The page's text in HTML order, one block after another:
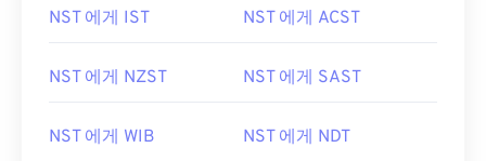
NST 에게 IST NST 에게 ACST
NST 에게 NZST NST 에게 SAST
NST 에게 WIB NST 에게 NDT